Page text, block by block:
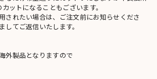
ットになることもございます。
されたい場合は、ご注文前にお知らせくださ
してご返信いたします。
外製品となりますので